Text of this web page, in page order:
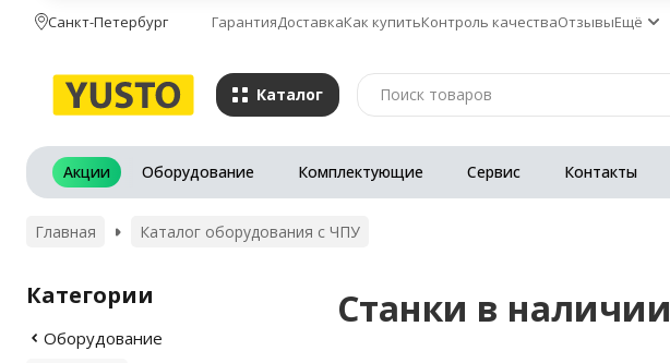
Санкт-Петербург ГарантияДоставкаКак купитьКонтроль качестваОтзывыЕщё
Каталог
Акции Оборудование Комплектующие Сервис Контакты
Главная Каталог оборудования с ЧПУ
Станки в наличии
Категории
Оборудование